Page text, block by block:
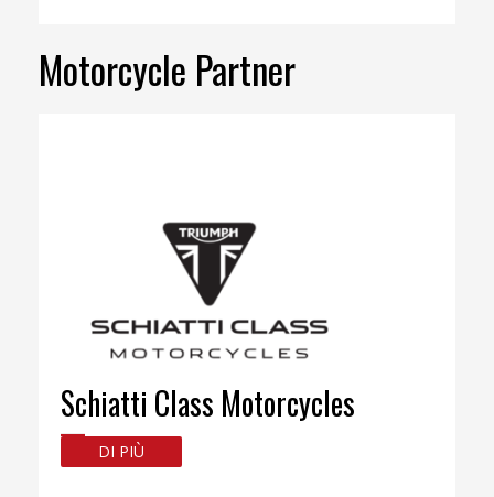
Motorcycle Partner
Schiatti Class Motorcycles
DI PIÙ